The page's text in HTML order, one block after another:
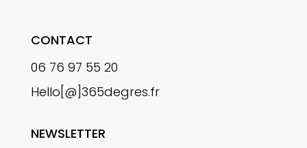
CONTACT
06 76 97 55 20
Hello[@]365degres.fr
NEWSLETTER